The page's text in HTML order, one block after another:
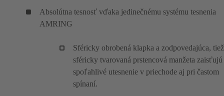
Absolútna tesnosť vďaka jedinečnému systému tesnenia
AMRING
Sféricky obrobená klapka a zodpovedajúca, tiež
sféricky tvarovaná prstencová manžeta zaisťujú
spoľahlivé utesnenie v priechode aj pri častom
spínaní.